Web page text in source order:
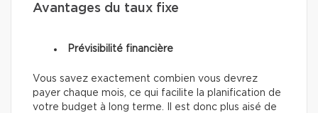
Avantages du taux fixe
Prévisibilité financière
Vous savez exactement combien vous devrez
payer chaque mois, ce qui facilite la planification de
votre budget à long terme. Il est donc plus aisé de